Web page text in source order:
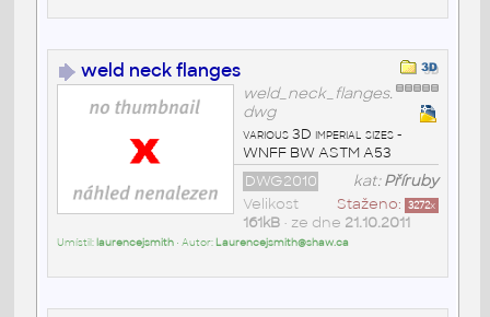
weld neck flanges
weld_neck_flanges.
dwg
various 3D imperial sizes -
WNFF BW ASTM A53
kat:Příruby
DWG2010
Staženo: 3272x
Velikost
161kB• ze dne 21.10.2011
Umístil: laurencejsmith• Autor: Laurencejsmith@shaw.ca